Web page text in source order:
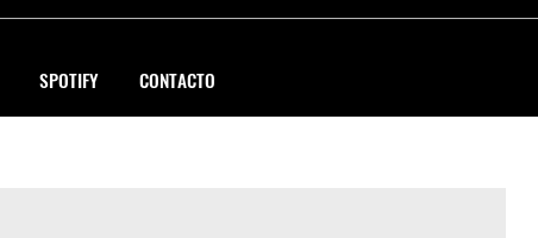
SPOTIFY CONTACTO